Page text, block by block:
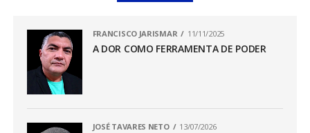
FRANCISCO JARISMAR 11/11/2025
A DOR COMO FERRAMENTA DE PODER
JOSÉ TAVARES NETO 13/07/2026